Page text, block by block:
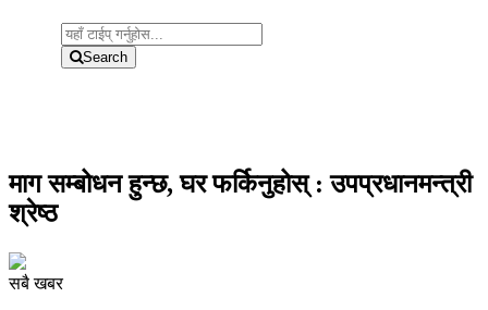
Search
माग सम्बोधन हुन्छ, घर फर्किनुहोस् : उपप्रधानमन्त्री
श्रेष्ठ
सबै खबर